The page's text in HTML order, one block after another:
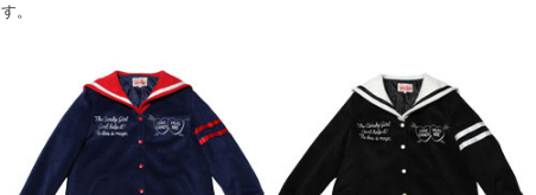
す。